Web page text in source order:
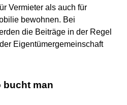
Vermieter als auch für
bewohnen. Bei
die Beiträge in der Regel
Eigentümergemeinschaft
bucht man